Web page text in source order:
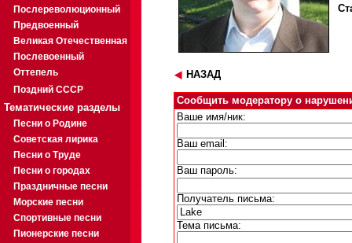
Послереволюционный
Предвоенный
Великая Отечественная
Послевоенный
Оттепель
Поздний СССР
Тематические разделы
Песни о Родине
Советская лирика
Песни о Труде
Песни о городах
Праздничные песни
Морские песни
Спортивные песни
Пионерские песни
НАЗАД
Сообщить модератору о
Ваше имя/ник:
Ваш email:
Ваш пароль:
Получатель письма:
Тема письма: